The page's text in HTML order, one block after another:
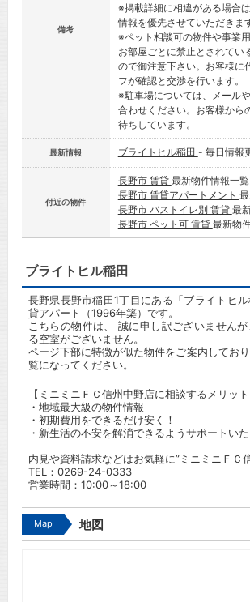
備考
※掲載詳細に相違がある場合
情報を優先させていただきま
※ペット相談可の物件や事業用
お部屋ごとに禁止とされてい
ので御注意下さい。お客様に
フが確認と交渉を行います。
※駐車場については、メール
合わせください。お客様から
待ちしています。
最新情報 ブライトヒル稲田 - 毎日情報
付近の物件
長野市 賃貸 最新物件情報一覧
長野市 賃貸アパートメント
長野市 バストイレ別 賃貸 最
長野市 ペット可 賃貸 最新物
ブライトヒル稲田
長野県長野市稲田1丁目にある「ブライトヒ
貸アパート（1996年築）です。
こちらの物件は、 誠に申し訳ございません
る空室がございません。
ページ下部に特徴が似た物件をご案内してお
覧になってください。
【ミニミニＦＣ信州中野店に相談するメリット
・地域最大級の物件情報
・初期費用をできるだけ安く！
・新生活の不安を解消できるようサポートいた
内見や資料請求などはお気軽に”ミニミニＦＣ
TEL： 0269-24-0333
営業時間：10:00～18:00
Map 地図